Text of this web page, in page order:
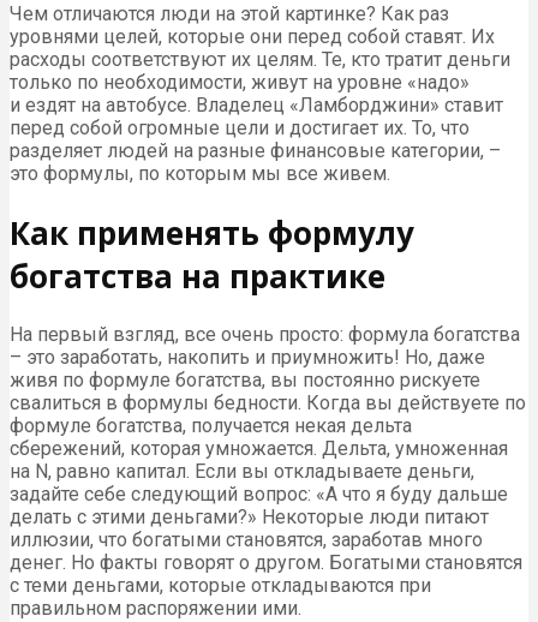
Чем отличаются люди на этой картинке? Как раз
уровнями целей, которые они перед собой ставят. Их
расходы соответствуют их целям. Те, кто тратит деньги
только по необходимости, живут на уровне «надо»
и ездят на автобусе. Владелец «Ламборджини» ставит
перед собой огромные цели и достигает их. То, что
разделяет людей на разные финансовые категории, –
это формулы, по которым мы все живем.
Как применять формулу
богатства на практике
На первый взгляд, все очень просто: формула богатства
– это заработать, накопить и приумножить! Но, даже
живя по формуле богатства, вы постоянно рискуете
свалиться в формулы бедности. Когда вы действуете по
формуле богатства, получается некая дельта
сбережений, которая умножается. Дельта, умноженная
на N, равно капитал. Если вы откладываете деньги,
задайте себе следующий вопрос: «А что я буду дальше
делать с этими деньгами?» Некоторые люди питают
иллюзии, что богатыми становятся, заработав много
денег. Но факты говорят о другом. Богатыми становятся
с теми деньгами, которые откладываются при
правильном распоряжении ими.